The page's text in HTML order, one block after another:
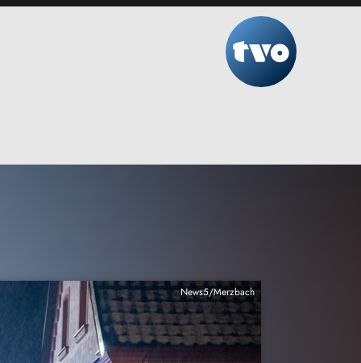
News5/Merzbach